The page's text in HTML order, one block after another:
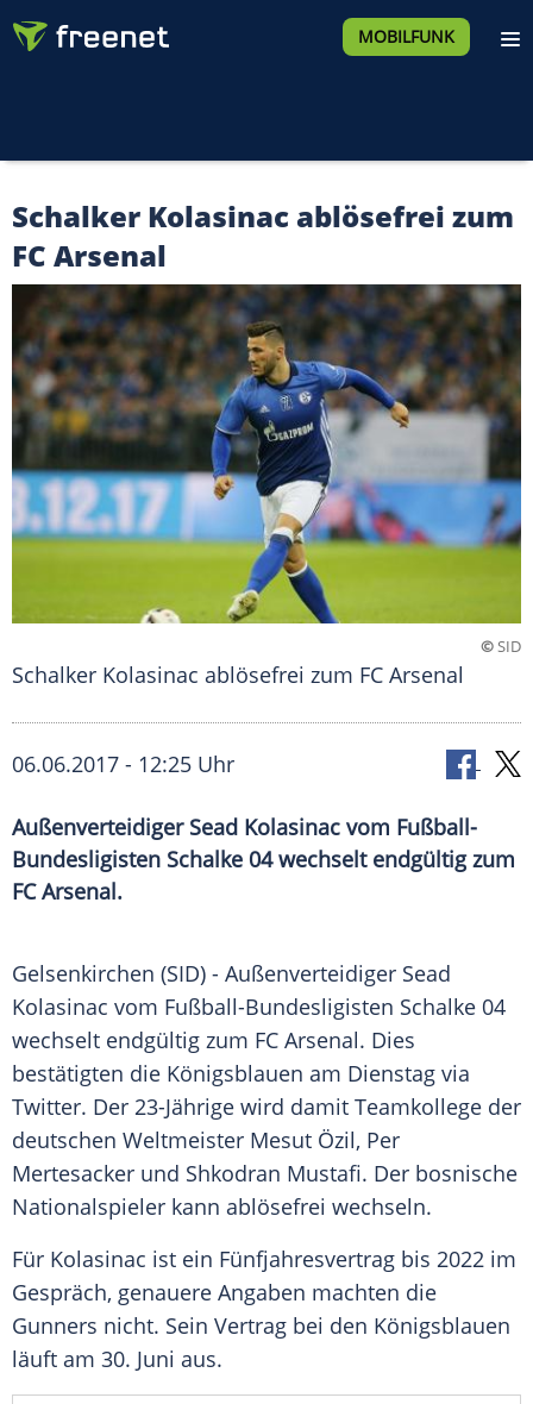
MOBILFUNK
Schalker Kolasinac ablösefrei zum
FC Arsenal
©SID
Schalker Kolasinac ablösefrei zum FC Arsenal
06.06.2017 - 12:25 Uhr
Außenverteidiger Sead Kolasinac vom Fußball-
Bundesligisten Schalke 04 wechselt endgültig zum
FC Arsenal.
Gelsenkirchen (SID) - Außenverteidiger Sead
Kolasinac vom Fußball-Bundesligisten Schalke 04
wechselt endgültig zum FC Arsenal. Dies
bestätigten die Königsblauen am Dienstag via
Twitter. Der 23-Jährige wird damit Teamkollege der
deutschen Weltmeister Mesut Özil, Per
Mertesacker und Shkodran Mustafi. Der bosnische
Nationalspieler kann ablösefrei wechseln.
Für Kolasinac ist ein Fünfjahresvertrag bis 2022 im
Gespräch, genauere Angaben machten die
Gunners nicht. Sein Vertrag bei den Königsblauen
läuft am 30. Juni aus.